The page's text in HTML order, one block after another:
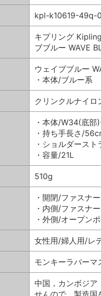
kpl-k10619-49q-
キプリング
ブブルー WAVE
ウェイブブルー
・本体/ブルー系
クリンクルナイロ
・本体/W34(底
・持ち手長さ/
・ショルダース
・容量/21L
510g
・開閉/ファスナー
・内側/ファスナ
・外側/オープン
女性用/婦人用/レ
モンキーラバーマ
中国，カンボジ